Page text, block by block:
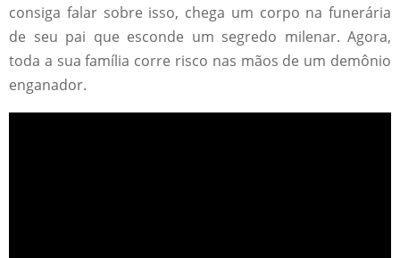
consiga falar sobre isso, chega um corpo na funerária
de seu pai que esconde um segredo milenar. Agora,
toda a sua família corre risco nas mãos de um demônio
enganador.